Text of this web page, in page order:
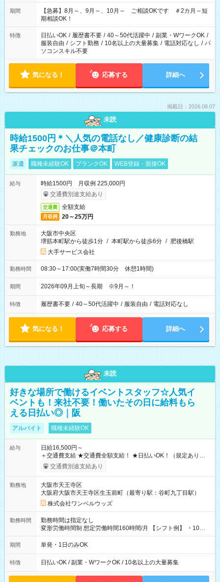
11：00～19：00 ＊12：00～19：00 ＊13：00～19：00
期間
【急募】8月～、9月～、10月～ ご相談OKです ＃2カ月～短
期相談OK！
特徴 日払いOK / 履歴書不要 / 40～50代活躍中 / 副業・WワークOK /
服装自由 / シフト勤務 / 10名以上の大量募集 / 電話対応なし / パ
ソコンスキル不要
気になる！ 応募する 詳細へ
掲載日：2026.08.07
未読
時給1500円＊＼人気の電話なし／健康診断の結
果チェックのお仕事＠本町
派遣 職種未経験OK ブランクOK WEB登録・面接OK
給与
時給1500円 月収例 225,000円
交通費別途支給あり
交通費 全額支給
月収例 20～25万円
勤務地
大阪市中央区
堺筋本町駅から徒歩1分 / 本町駅から徒歩6分 / 肥後橋駅
大手サービス会社
勤務時間 08:30～17:00(実働7時間30分 休憩1時間)
期間 2026年09月上旬～長期 ※9月～！
特徴 履歴書不要 / 40～50代活躍中 / 服装自由 / 電話対応なし
気になる！ 応募する 詳細へ
未読
好きな場所で働けるイベントスタッフ☆人気イ
ベントも！来社不要！働いたその日に給料もら
える日払い◎｜阪
アルバイト 職種未経験OK
給与
日給16,500円～
＋交通費支給 ★交通費全額支給！ ★日払いOK！（規定あり） ┗
働いたその日に現金GET♪ お仕事後はコンビニATMから 日払
交通費別途支給あり
勤務地
大阪市天王寺区
大阪府大阪市天王寺区生玉前町（最寄り駅：谷町九丁目駅）
株式会社ワンベルウッズ
勤務時間
勤務時間は指定なし
変形労働時間制 想定労働時間160時間/月 【シフト例】 ・10：
00～20：00
期間 単発・1日のみOK
特徴 日払いOK / 副業・WワークOK / 10名以上の大量募集